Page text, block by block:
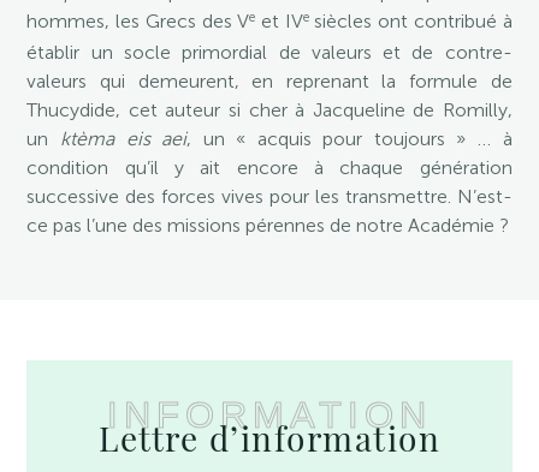
hommes, les Grecs des Ve et IVesiècles ont contribué à
établir un socle primordial de valeurs et de contre-
valeurs qui demeurent, en reprenant la formule de
Thucydide, cet auteur si cher à Jacqueline de Romilly,
un ktèma eis aei, un « acquis pour toujours » … à
condition qu’il y ait encore à chaque génération
successive des forces vives pour les transmettre. N’est-
ce pas l’une des missions pérennes de notre Académie ?
INFORMATION
Lettre d’information